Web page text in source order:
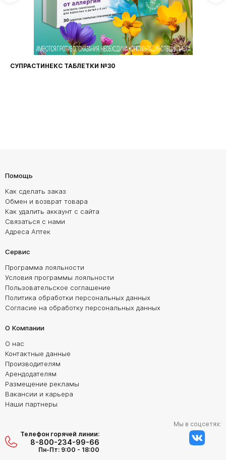
СУПРАСТИНЕКС ТАБЛЕТКИ №30
Помощь
Как сделать заказ
Обмен и возврат товара
Как удалить аккаунт с сайта
Связаться с нами
Адреса Аптек
Сервис
Программа лояльности
Условия программы лояльности
Пользовательское соглашение
Политика обработки персональных данных
Согласие на обработку персональных данных
О Компании
О нас
Контактные данные
Производителям
Арендодателям
Размещение рекламы
Вакансии и карьера
Наши партнеры
Телефон горячей линии:
8-800-234-99-66
Пн-Пт: 9:00 - 18:00
Мы в соцсетях: